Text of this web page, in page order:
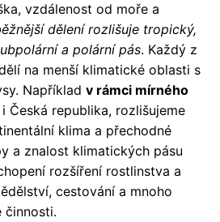
vzdálenost od moře a
dělení rozlišuje tropický,
a polární pás. Každý z
na menší klimatické oblasti s
Například v rámci mírného
Česká republika, rozlišujeme
klima a přechodné
a znalost klimatických pásu
rozšíření rostlinstva a
cestování a mnoho
činnosti.